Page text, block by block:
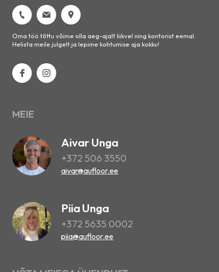
Oma töö tõttu võime olla aeg-ajalt liikvel ning kontorist eemal.
Helista meile julgelt ja lepime kohtumise aja kokku!
MEIE
Aivar Unga
+372 506 3550
aivar@aufloor.ee
Piia Unga
+372 5635 0002
piia@aufloor.ee